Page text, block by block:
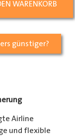
WARENKORB
günstiger?
Airline
und flexible